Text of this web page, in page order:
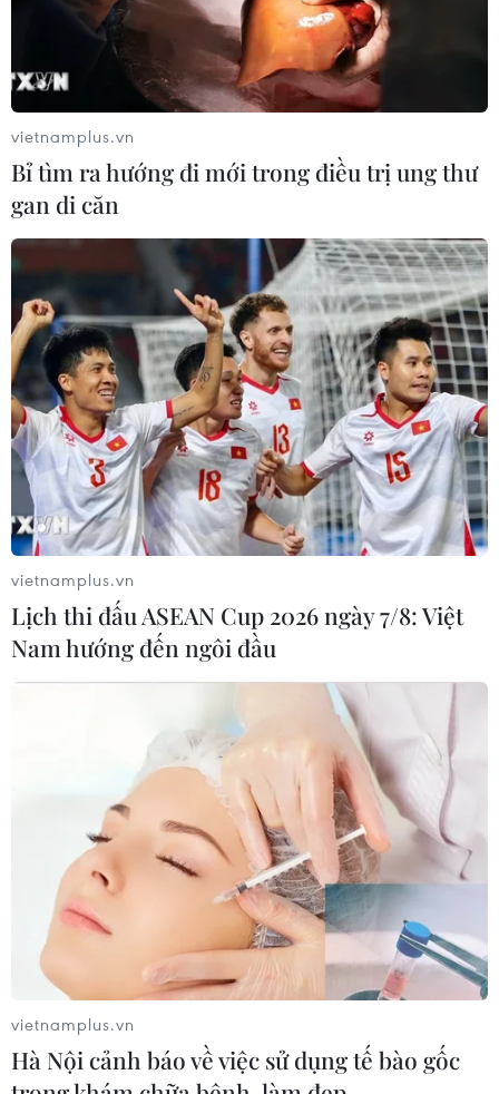
TIN CÙNG CHUYÊN MỤC
Thưởng vượt kế hoạch: động lực còn
thiếu cho doanh nghiệp dẫn dắt
Hãng BMW bắt đầu sản xuất hàng
loạt mẫu xe thuần điện “thế hệ mới”
Tiêu chí mới phân loại doanh nghiệp
để thực hiện cơ cấu lại vốn nhà nước
06/08/2026 15:08
Meta tung công cụ AI lập trình tự
động cho nhà phát triển
06/08/2026 06:40
vietnamplus.vn
Bỉ tìm ra hướng đi mới trong điều trị ung thư
gan di căn
vietnamplus.vn
Lịch thi đấu ASEAN Cup 2026 ngày 7/8: Việt
Nam hướng đến ngôi đầu
vietnamplus.vn
Hà Nội cảnh báo về việc sử dụng tế bào gốc